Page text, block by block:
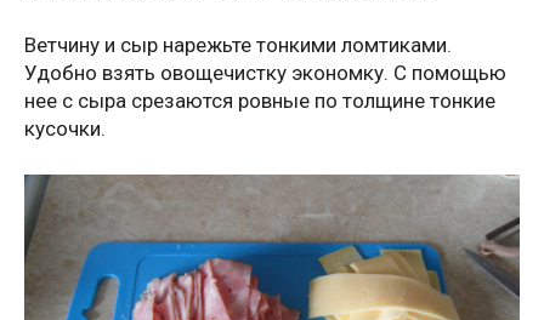
Ветчину и сыр нарежьте тонкими ломтиками.
Удобно взять овощечистку экономку. С помощью
нее с сыра срезаются ровные по толщине тонкие
кусочки.